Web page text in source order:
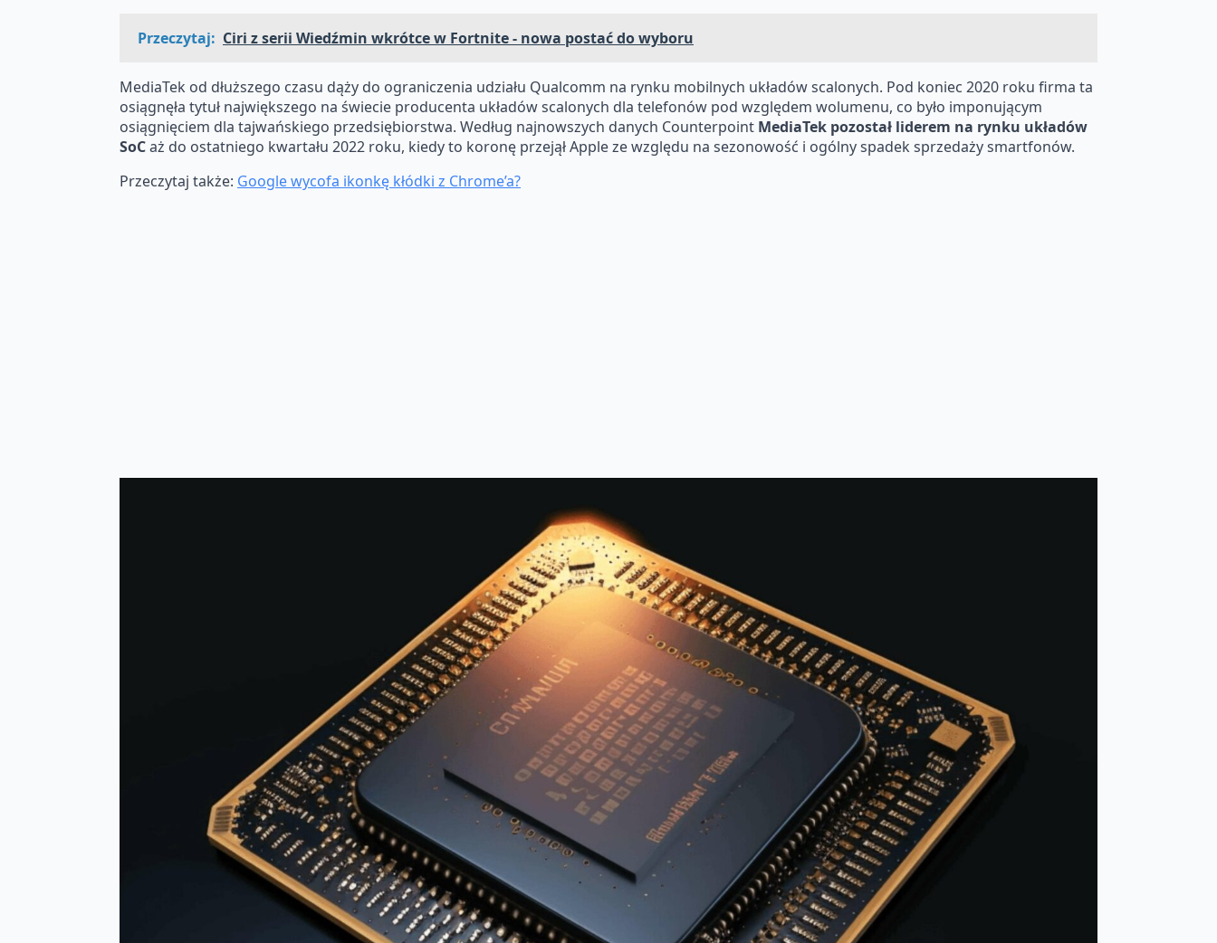
Przeczytaj: Ciri z serii Wiedźmin wkrótce w Fortnite - nowa postać do wyboru
MediaTek od dłuższego czasu dąży do ograniczenia udziału Qualcomm na rynku mobilnych układów scalonych. Pod koniec 2020 roku firma ta
osiągnęła tytuł największego na świecie producenta układów scalonych dla telefonów pod względem wolumenu, co było imponującym
osiągnięciem dla tajwańskiego przedsiębiorstwa. Według najnowszych danych Counterpoint MediaTek pozostał liderem na rynku układów
SoCaż do ostatniego kwartału 2022 roku, kiedy to koronę przejął Apple ze względu na sezonowość i ogólny spadek sprzedaży smartfonów.
Przeczytaj także: Google wycofa ikonkę kłódki z Chrome’a?